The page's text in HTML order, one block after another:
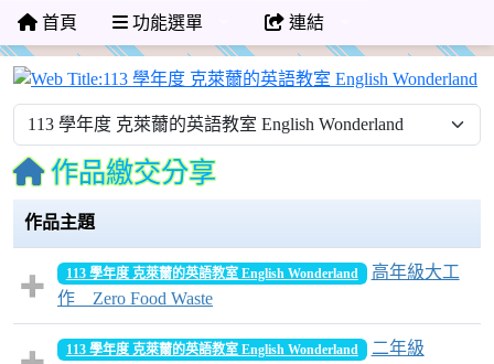
首頁 功能選單 連結
作品繳交分享
作品主題
113 學年度 克萊薾的英語教室 English Wonderland
高年級大工
作＿Zero Food Waste
113 學年度 克萊薾的英語教室 English Wonderland
二年級